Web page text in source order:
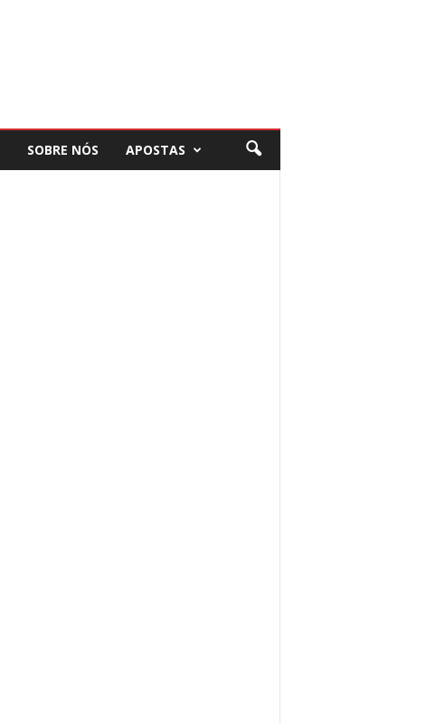
SOBRE NÓS APOSTAS